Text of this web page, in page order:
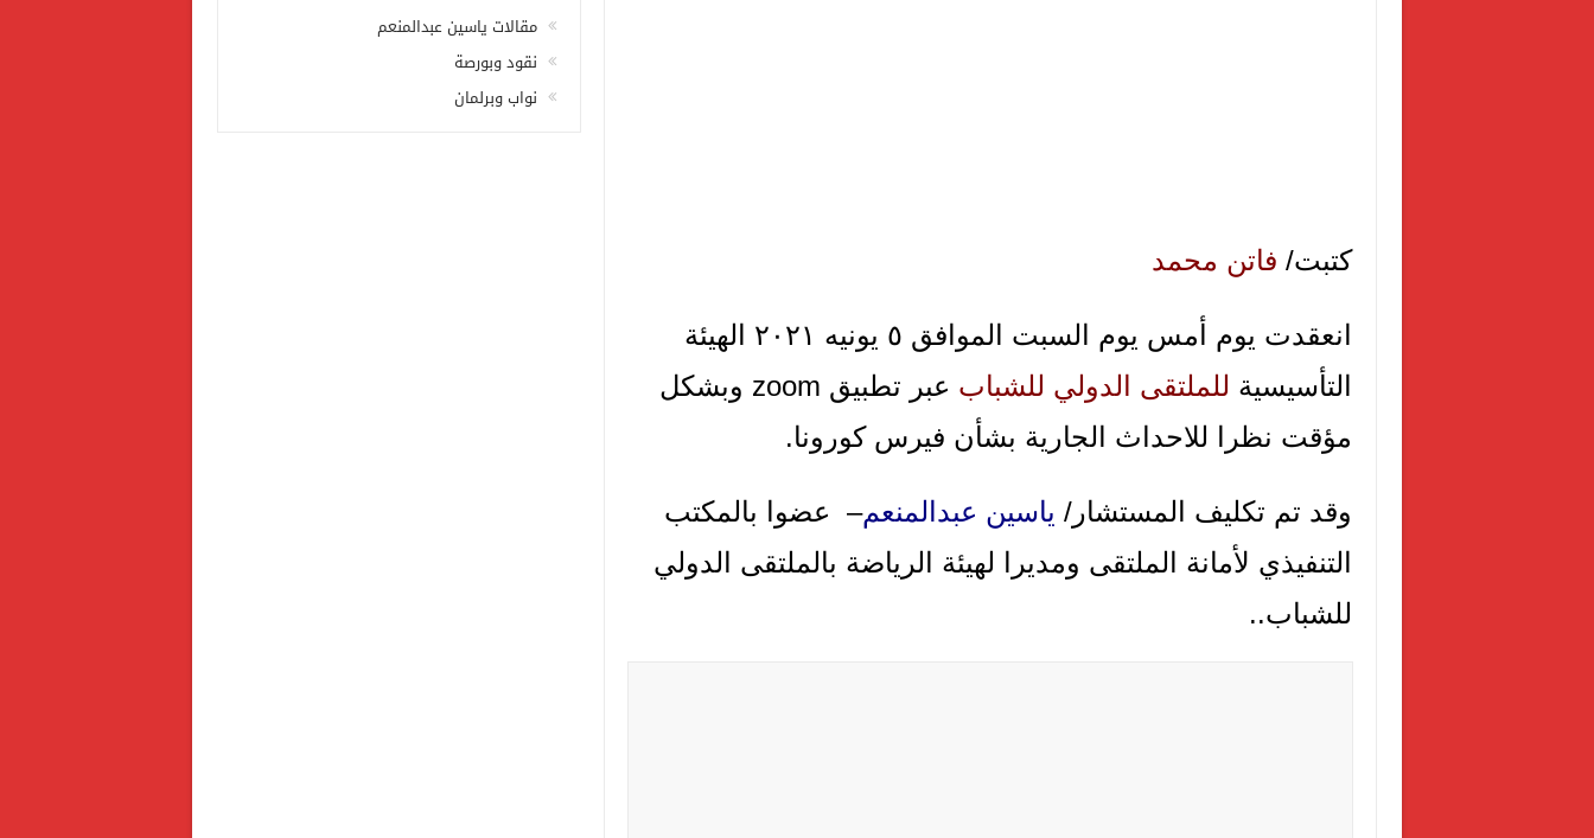
كتبت/ فاتن محمد
انعقدت يوم أمس يوم السبت الموافق ٥ يونيه ٢٠٢١ الهيئة
التأسيسية للملتقى الدولي للشباب
عبر تطبيق zoom وبشكل
مؤقت نظرا للاحداث الجارية بشأن فيرس كورونا.
وقد تم تكليف المستشار/ ياسين عبدالمنعم– عضوا بالمكتب
التنفيذي لأمانة الملتقى ومديرا لهيئة الرياضة بالملتقى الدولي
للشباب..
مقالات ياسين عبدالمنعم
نقود وبورصة
نواب وبرلمان